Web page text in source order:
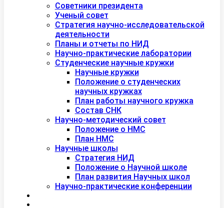
Советники президента
Ученый совет
Стратегия научно-исследовательской
деятельности
Планы и отчеты по НИД
Научно-практические лаборатории
Студенческие научные кружки
Научные кружки
Положение о студенческих
научных кружках
План работы научного кружка
Состав СНК
Научно-методический совет
Положение о НМС
План НМС
Научные школы
Стратегия НИД
Положение о Научной школе
План развития Научных школ
Научно-практические конференции